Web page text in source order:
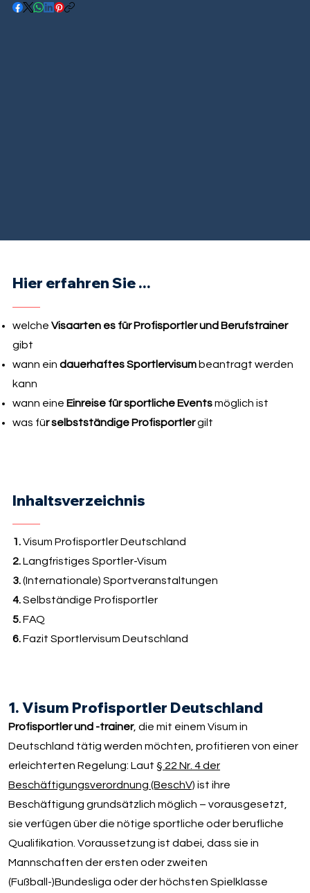
Hier erfahren Sie ...
welche Visaarten es für Profisportler und Berufstrainer
gibt
wann ein dauerhaftes Sportlervisumbeantragt werden
kann
wann eine Einreise für sportliche Eventsmöglich ist
was für selbstständige Profisportlergilt
Inhaltsverzeichnis
1.Visum Profisportler Deutschland
2.Langfristiges Sportler-Visum
3.(Internationale) Sportveranstaltungen
4.Selbständige Profisportler
5.FAQ
6.Fazit Sportlervisum Deutschland
1. Visum Profisportler Deutschland
Profisportler und -trainer, die mit einem Visum in
Deutschland tätig werden möchten, profitieren von einer
erleichterten Regelung: Laut§ 22 Nr. 4 der
Beschäftigungsverordnung (BeschV) ist ihre
Beschäftigung grundsätzlich möglich – vorausgesetzt,
sie verfügen über die nötige sportliche oder berufliche
Qualifikation. Voraussetzung ist dabei, dass sie in
Mannschaften der ersten oder zweiten
(Fußball-)Bundesliga oder der höchsten Spielklasse